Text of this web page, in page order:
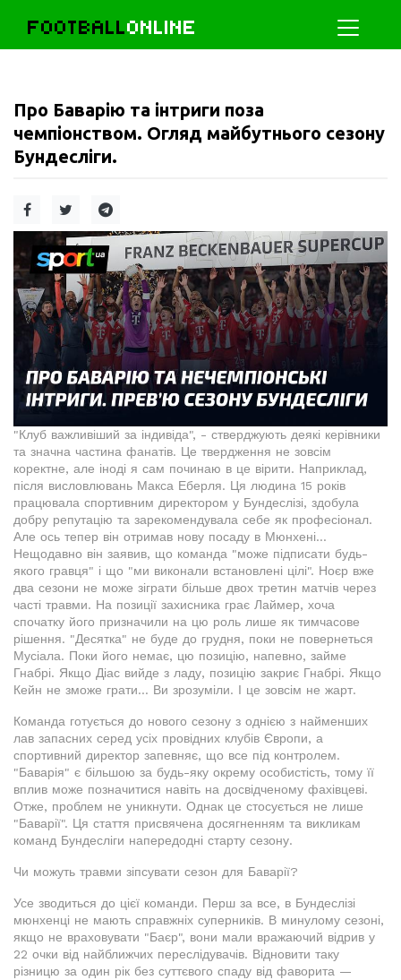
FOOTBALLONLINE
Про Баварію та інтриги поза
чемпіонством. Огляд майбутнього сезону
Бундесліги.
"Клуб важливіший за індивіда", - стверджують деякі керівники
та значна частина фанатів. Це твердження не зовсім
коректне, але іноді я сам починаю в це вірити. Наприклад,
після висловлювань Макса Еберля. Ця людина 15 років
працювала спортивним директором у Бундеслізі, здобула
добру репутацію та зарекомендувала себе як професіонал.
Але ось тепер він отримав нову посаду в Мюнхені...
Нещодавно він заявив, що команда "може підписати будь-
якого гравця" і що "ми виконали встановлені цілі". Ноєр вже
два сезони не може зіграти більше двох третин матчів через
часті травми. На позиції захисника грає Лаймер, хоча
спочатку його призначили на цю роль лише як тимчасове
рішення. "Десятка" не буде до грудня, поки не повернеться
Мусіала. Поки його немає, цю позицію, напевно, займе
Гнабрі. Якщо Діас вийде з ладу, позицію закриє Гнабрі. Якщо
Кейн не зможе грати... Ви зрозуміли. І це зовсім не жарт.
Команда готується до нового сезону з однією з найменших
лав запасних серед усіх провідних клубів Європи, а
спортивний директор запевняє, що все під контролем.
"Баварія" є більшою за будь-яку окрему особистість, тому її
вплив може позначитися навіть на досвідченому фахівцеві.
Отже, проблем не уникнути. Однак це стосується не лише
"Баварії". Ця стаття присвячена досягненням та викликам
команд Бундесліги напередодні старту сезону.
Чи можуть травми зіпсувати сезон для Баварії?
Усе зводиться до цієї команди. Перш за все, в Бундеслізі
мюнхенці не мають справжніх суперників. В минулому сезоні,
якщо не враховувати "Баєр", вони мали вражаючий відрив у
22 очки від найближчих переслідувачів. Відновити таку
різницю за один рік без суттєвого спаду від фаворита —